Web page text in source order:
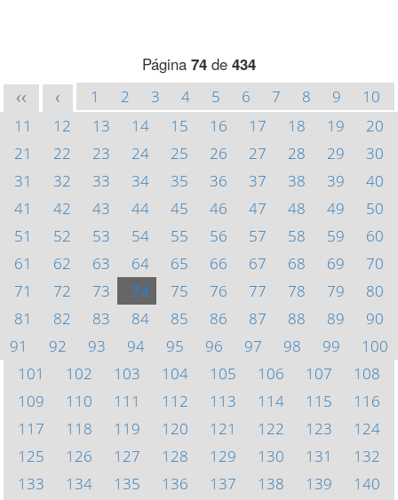
Página 74 de 434
<< < 1 2 3 4 5 6 7 8 9
10
11
12 13 14 15 16 17 18 19
20
21
22 23 24 25 26 27 28 29
30
31
32 33 34 35 36 37 38 39
40
41
42 43 44 45 46 47 48 49
50
51
52 53 54 55 56 57 58 59
60
61
62 63 64 65 66 67 68 69
70
71
72 73 74 75 76 77 78 79
80
81
82 83 84 85 86 87 88 89
90
91
92 93 94 95 96 97 98 99
100
101
102 103 104 105 106 107
108
109
110 111 112 113 114 115
116
117
118 119 120 121 122 123
124
125
126 127 128 129 130 131
132
133
134 135 136 137 138 139
140